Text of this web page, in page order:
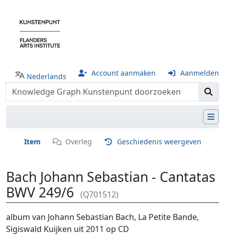
Nederlands Account aanmaken Aanmelden
Item Overleg Geschiedenis weergeven
Bach Johann Sebastian - Cantatas
BWV 249/6
(Q701512)
Ga naar:navigatie, zoeken
album van Johann Sebastian Bach, La Petite Bande,
Sigiswald Kuijken uit 2011 op CD